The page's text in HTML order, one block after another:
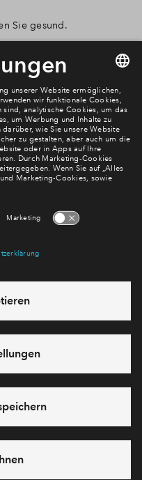
Sie gesund.
keine Neuigkeiten
– mit unserem
informieren wir Sie
Neubauprojekte.